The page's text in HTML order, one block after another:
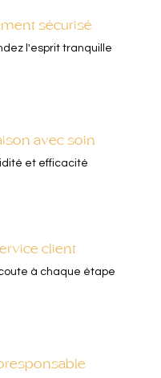
sécurisé
l'esprit tranquille
avec soin
et efficacité
client
à chaque étape